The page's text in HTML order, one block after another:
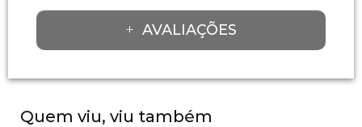
AVALIAÇÕES
Quem viu, viu também